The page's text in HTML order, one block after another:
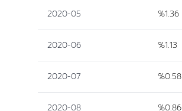
2020-05 %1.36
2020-06 %1.13
2020-07 %0.58
2020-08 %0.86